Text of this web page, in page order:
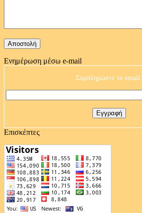
Ενημέρωση μέσω e-mail
Συμπληρώστε το email:
Επισκέπτες